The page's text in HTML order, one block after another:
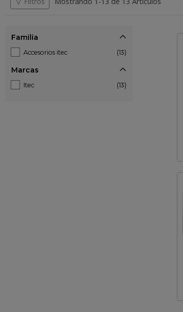
Familia
Accesorios itec (13)
Marcas
Itec (13)